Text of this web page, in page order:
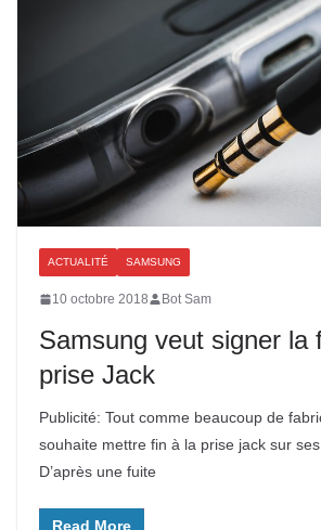
ACTUALITÉ SAMSUNG
10 octobre 2018 Bot Sam
Samsung veut signer la
prise Jack
Publicité: Tout comme beaucoup de
souhaite mettre fin à la prise jack sur
D’après une fuite
Read More